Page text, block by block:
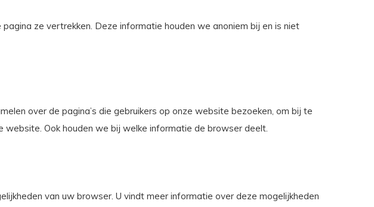
ze vertrekken. Deze informatie houden we anoniem bij en is niet
over de pagina’s die gebruikers op onze website bezoeken, om bij te
website. Ook houden we bij welke informatie de browser deelt.
van uw browser. U vindt meer informatie over deze mogelijkheden